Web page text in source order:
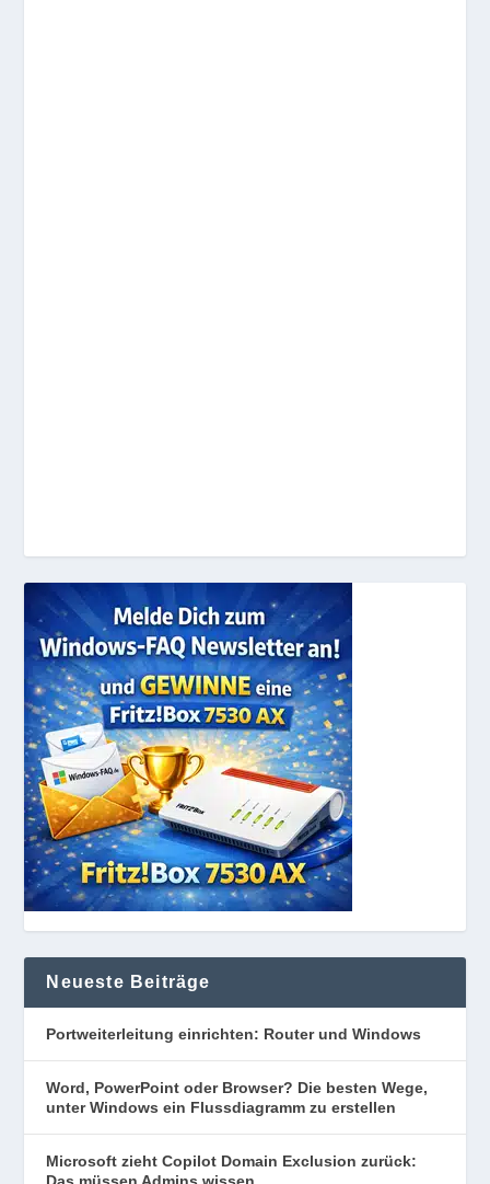
Neueste Beiträge
Portweiterleitung einrichten: Router und Windows
Word, PowerPoint oder Browser? Die besten Wege,
unter Windows ein Flussdiagramm zu erstellen
Microsoft zieht Copilot Domain Exclusion zurück: